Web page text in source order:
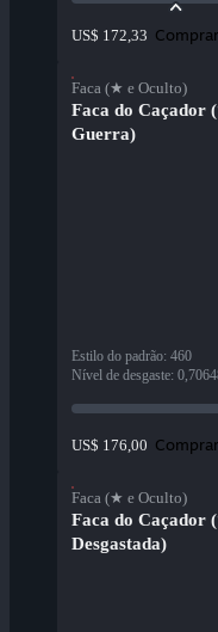
US$ 172,33 Comprar
Faca (★ e Oculto)
Faca do Caçador
Guerra)
Estilo do padrão: 460
Nível de desgaste:
US$ 176,00 Comprar
Faca (★ e Oculto)
Faca do Caçador
Desgastada)